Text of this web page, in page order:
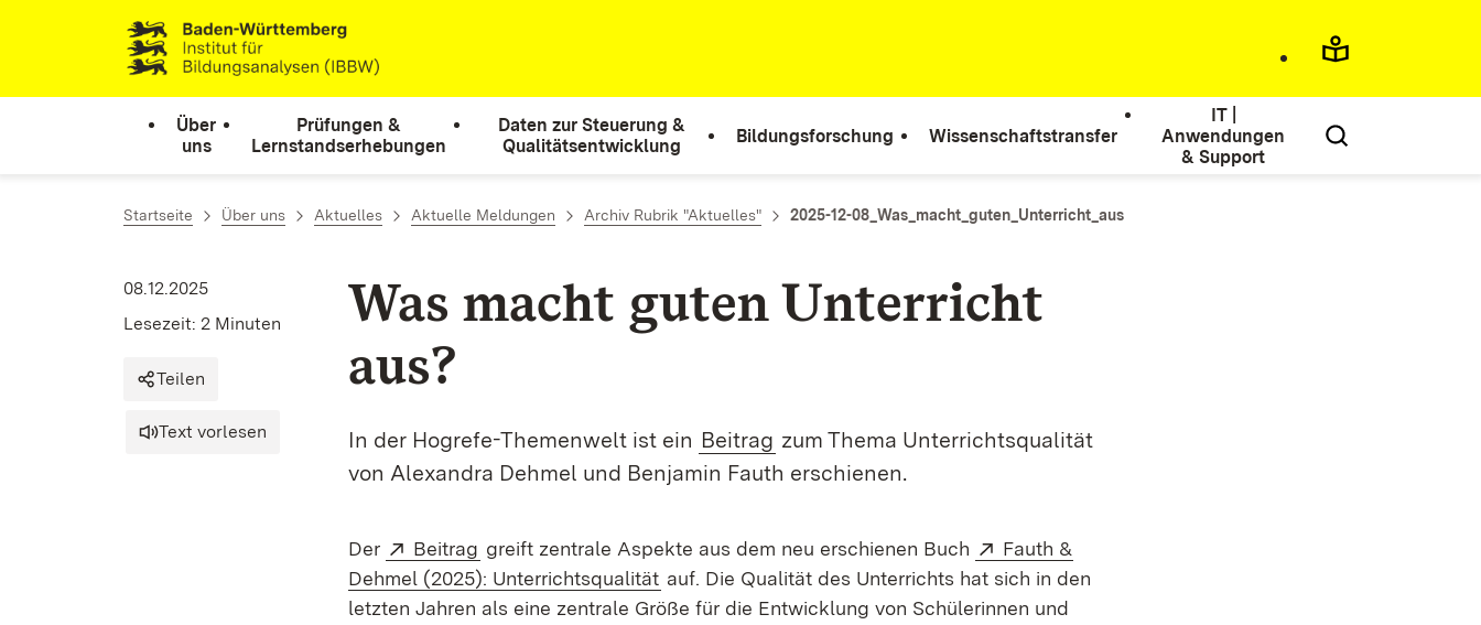
Zum Inhalt springen
Link zur Startseite
Über
uns
Prüfungen &
Lernstandserhebungen
Daten zur Steuerung &
Qualitätsentwicklung
Bildungsforschung Wissenschaftstransfer
IT |
Anwendungen
& Support
Startseite Über uns Aktuelles Aktuelle Meldungen Archiv Rubrik "Aktuelles" 2025-12-08_Was_macht_guten_Unterricht_aus
Was macht guten Unterricht
aus?
In der Hogrefe-Themenwelt ist ein Beitrag zum Thema Unterrichtsqualität
von Alexandra Dehmel und Benjamin Fauth erschienen.
08.12.2025
Lesezeit: 2 Minuten
Teilen
Text vorlesen
Der Extern:
Beitrag (Öffnet in neuem Fenster)
greift zentrale Aspekte aus dem neu erschienen Buch Extern:
Fauth &
Dehmel (2025): Unterrichtsqualität (Öffnet in neuem Fenster)
auf. Die Qualität des Unterrichts hat sich in den
letzten Jahren als eine zentrale Größe für die Entwicklung von Schülerinnen und